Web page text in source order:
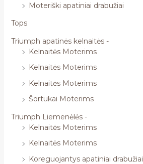
Moteriški apatiniai drabužiai
Tops
Triumph apatinės kelnaitės -
Kelnaitės Moterims
Kelnaitės Moterims
Kelnaitės Moterims
Šortukai Moterims
Triumph Liemenėlės -
Kelnaitės Moterims
Kelnaitės Moterims
Koreguojantys apatiniai drabužiai